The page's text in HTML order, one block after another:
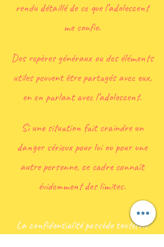
rendu détaillé de ce que l’adolescent
me confie.
Des repères généraux ou des éléments
utiles peuvent être partagés avec eux,
en en parlant avec l’adolescent.
Si une situation fait craindre un
danger sérieux pour lui ou pour une
autre personne, ce cadre connaît
évidemment des limites.
La confidentialité possède toutefois